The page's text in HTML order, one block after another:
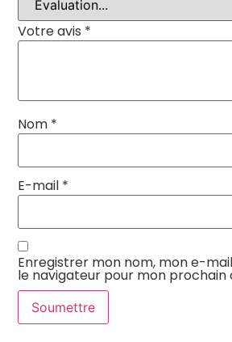
Votre avis *
Nom *
E-mail *
Enregistrer mon nom, mon e-
le navigateur pour mon